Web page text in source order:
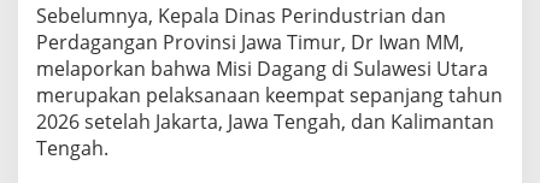
Sebelumnya, Kepala Dinas Perindustrian dan
Perdagangan Provinsi Jawa Timur, Dr Iwan MM,
melaporkan bahwa Misi Dagang di Sulawesi Utara
merupakan pelaksanaan keempat sepanjang tahun
2026 setelah Jakarta, Jawa Tengah, dan Kalimantan
Tengah.